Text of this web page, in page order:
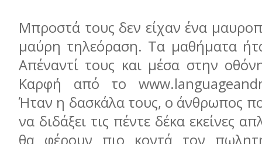
Μπροστά τους δεν είχαν ένα
μαύρη τηλεόραση. Τα μαθήματα
Απέναντί τους και μέσα στην
Καρφή από το
Ήταν η δασκάλα τους, ο άνθρωπος
να διδάξει τις πέντε δέκα εκείνες
θα φέρουν πιο κοντά τον